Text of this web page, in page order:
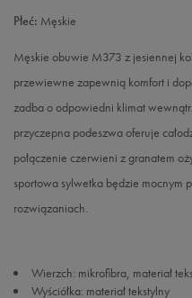
42 26,5 cm
27 cm
44
Płeć: Męskie
Męskie obuwie M373 z jesiennej
przewiewne zapewnią komfort i
zadba o odpowiedni klimat
przyczepna podeszwa oferuje
połączenie czerwieni z granatem
sportowa sylwetka będzie mocnym
rozwiązaniach.
Wierzch: mikrofibra, materiał
Wyściółka: materiał tekstylny